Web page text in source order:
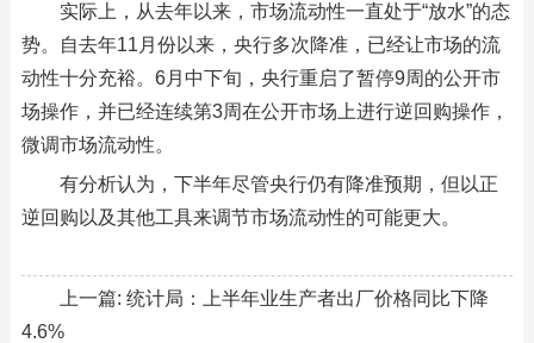
实际上，从去年以来，市场流动性一直处于“放水”的态
势。自去年11月份以来，央行多次降准，已经让市场的流
动性十分充裕。6月中下旬，央行重启了暂停9周的公开市
场操作，并已经连续第3周在公开市场上进行逆回购操作，
微调市场流动性。
有分析认为，下半年尽管央行仍有降准预期，但以正
逆回购以及其他工具来调节市场流动性的可能更大。
上一篇: 统计局：上半年业生产者出厂价格同比下降
4.6%